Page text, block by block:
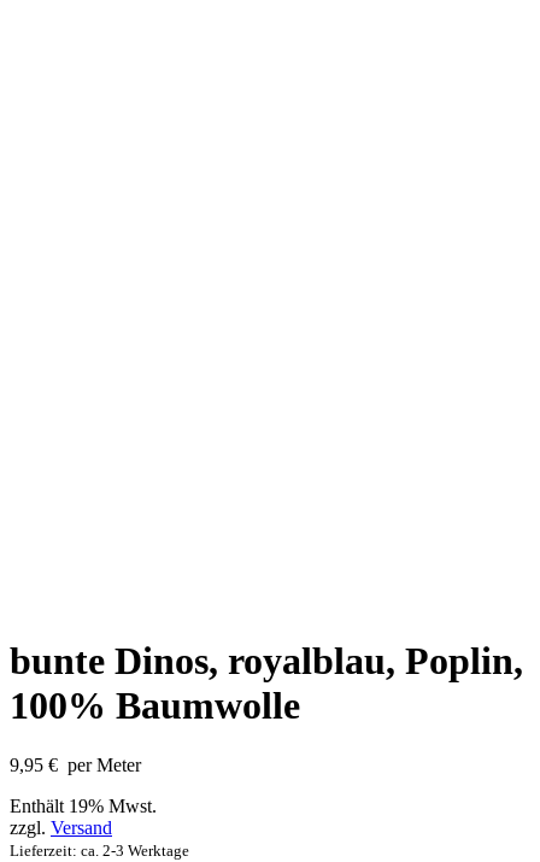
bunte Dinos, royalblau, Poplin,
100% Baumwolle
9,95 € per Meter
Enthält 19% Mwst.
zzgl. Versand
Lieferzeit: ca. 2-3 Werktage